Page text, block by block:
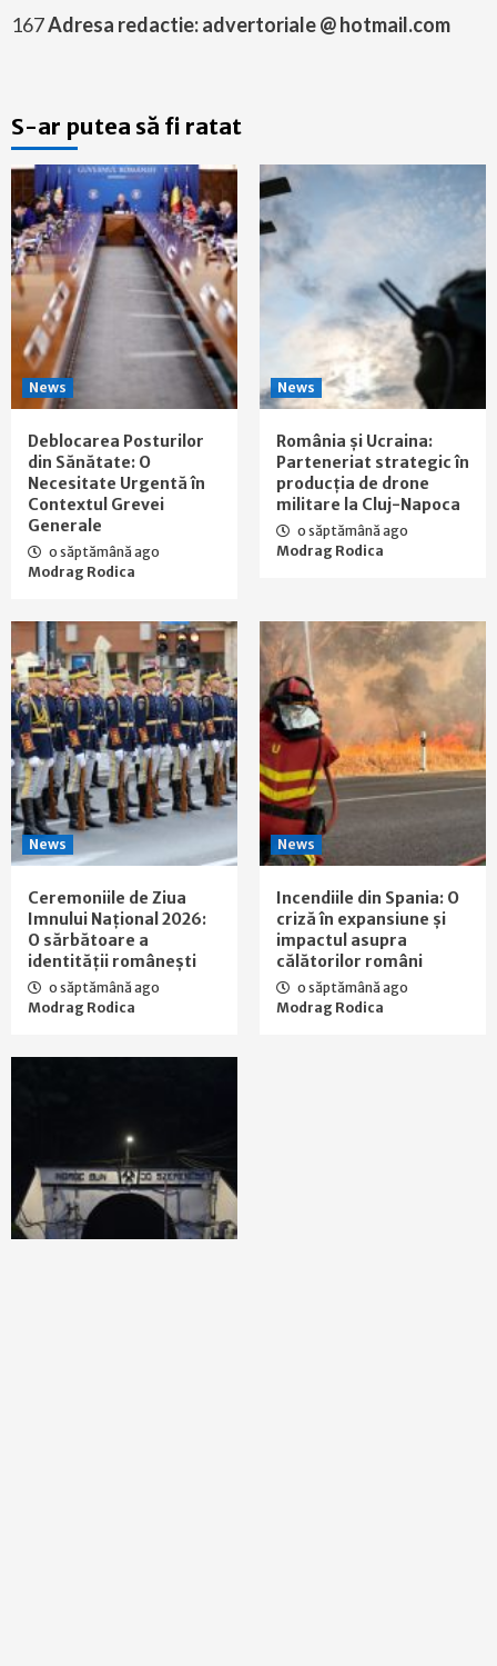
167Adresa redactie: advertoriale @ hotmail.com
S-ar putea să fi ratat
News
Deblocarea Posturilor
din Sănătate: O
Necesitate Urgentă în
Contextul Grevei
Generale
o săptămână ago
Modrag Rodica
News
România și Ucraina:
Parteneriat strategic în
producția de drone
militare la Cluj-Napoca
o săptămână ago
Modrag Rodica
News
Ceremoniile de Ziua
Imnului Național 2026:
O sărbătoare a
identității românești
o săptămână ago
Modrag Rodica
News
Incendiile din Spania: O
criză în expansiune și
impactul asupra
călătorilor români
o săptămână ago
Modrag Rodica